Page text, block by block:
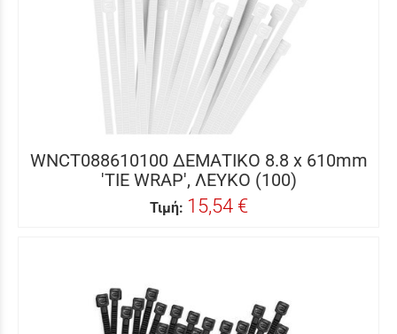
WNCT088610100 ΔΕΜΑΤΙΚΟ 8.8 x 610mm
'TIE WRAP', ΛΕΥΚΟ (100)
Τιμή: 15,54 €